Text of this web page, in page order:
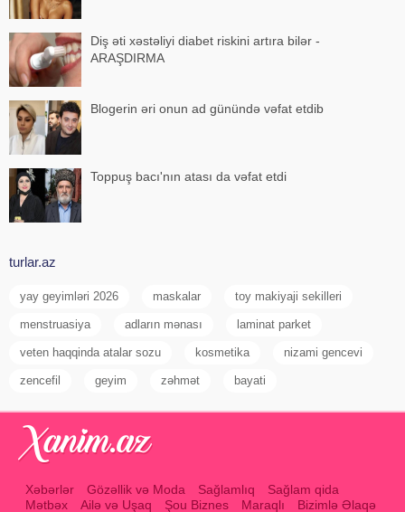
Diş əti xəstəliyi diabet riskini artıra bilər -
ARAŞDIRMA
Blogerin əri onun ad günündə vəfat etdib
Toppuş bacı'nın atası da vəfat etdi
turlar.az
yay geyimləri 2026 maskalar toy makiyaji sekilleri
menstruasiya adların mənası laminat parket
veten haqqinda atalar sozu kosmetika nizami gencevi
zencefil geyim zəhmət bayati
Xəbərlər Gözəllik və Moda Sağlamlıq
Sağlam qida
Mətbəx
Ailə və Uşaq Şou Biznes Maraqlı Bizimlə Əlaqə